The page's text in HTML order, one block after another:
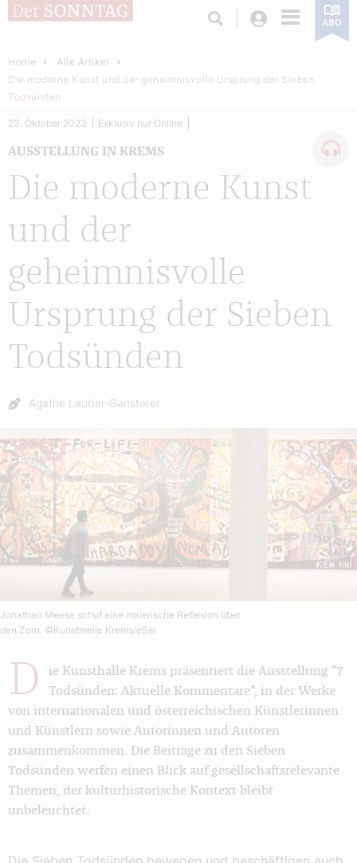
Login ABO
Home
Alle Artikel
Die moderne Kunst und der geheimnisvolle Ursprung der Sieben
Todsünden
Die moderne Kunst
und der
geheimnisvolle
Ursprung der Sieben
Todsünden
AUSSTELLUNG IN KREMS
23. Oktober 2023 Exklusiv nur Online
Autor:
Agathe Lauber-Gansterer
Jonathan Meese schuf eine malerische Reflexion über
den Zorn. ©Kunstmeile Krems/eSel
D
ie Kunsthalle Krems präsentiert die Ausstellung "7
Todsünden: Aktuelle Kommentare", in der Werke
von internationalen und österreichischen Künstlerinnen
und Künstlern sowie Autorinnen und Autoren
zusammenkommen. Die Beiträge zu den Sieben
Todsünden werfen einen Blick auf gesellschaftsrelevante
Themen, der kulturhistorische Kontext bleibt
unbeleuchtet.